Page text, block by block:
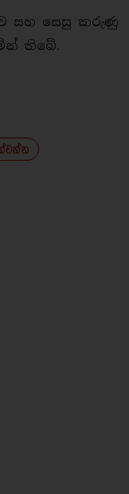
සහ සෙසු කරුණු
තිබේ.